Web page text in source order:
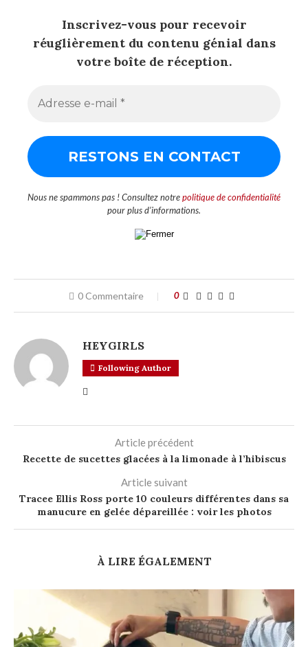
Inscrivez-vous pour recevoir
réuglièrement du contenu génial dans
votre boîte de réception.
Nous ne spammons pas ! Consultez notrepolitique de confidentialité
pour plus d’informations.
0 Commentaire 0
HEYGIRLS
Following Author
Article précédent
Recette de sucettes glacées à la limonade à l’hibiscus
Article suivant
Tracee Ellis Ross porte 10 couleurs différentes dans sa
manucure en gelée dépareillée : voir les photos
À LIRE ÉGALEMENT